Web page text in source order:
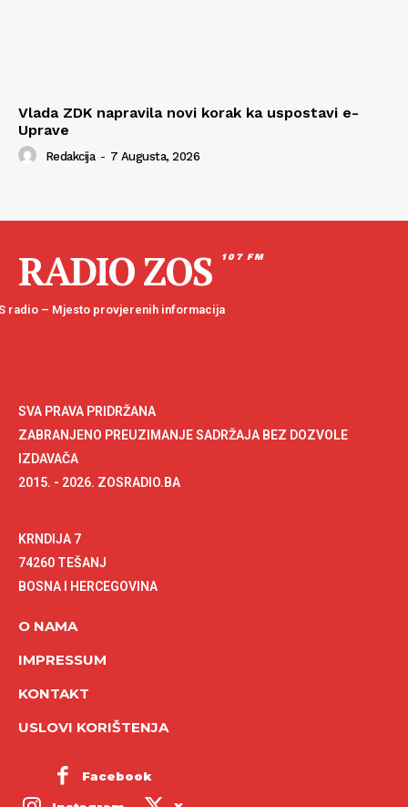
Vlada ZDK napravila novi korak ka uspostavi e-
Uprave
Redakcija - 7 Augusta, 2026
RADIO ZOS 107 FM
radio – Mjesto provjerenih informacija
SVA PRAVA PRIDRŽANA
ZABRANJENO PREUZIMANJE SADRŽAJA BEZ DOZVOLE
IZDAVAČA
2015. - 2026. ZOSRADIO.BA
KRNDIJA 7
74260 TEŠANJ
BOSNA I HERCEGOVINA
O NAMA
IMPRESSUM
KONTAKT
USLOVI KORIŠTENJA
Facebook